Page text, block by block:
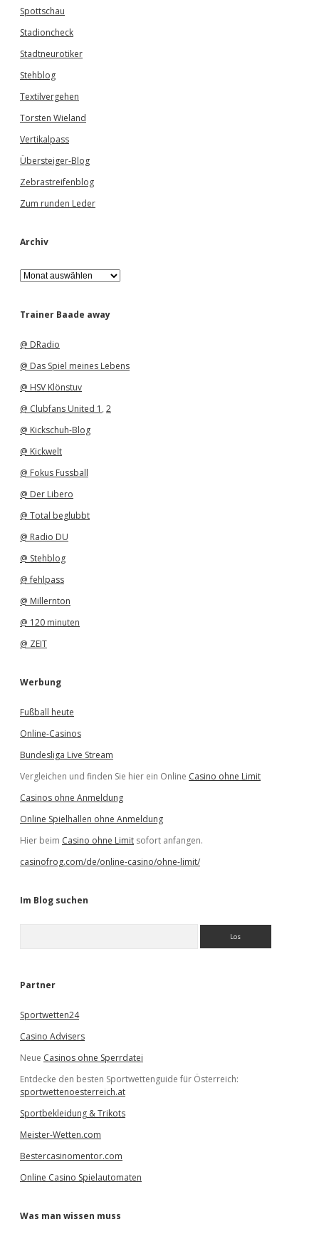
Spottschau
Stadioncheck
Stadtneurotiker
Stehblog
Textilvergehen
Torsten Wieland
Vertikalpass
Übersteiger-Blog
Zebrastreifenblog
Zum runden Leder
Archiv
A
r
h
Trainer Baade away
@ DRadio
@ Das Spiel meines Lebens
@ HSV Klönstuv
@ Clubfans United 1 , 2
@ Kickschuh-Blog
@ Kickwelt
@ Fokus Fussball
@ Der Libero
@ Total beglubbt
@ Radio DU
@ Stehblog
@ fehlpass
@ Millernton
@ 120 minuten
@ ZEIT
Werbung
Fußball heute
Online-Casinos
Bundesliga Live Stream
Vergleichen und finden Sie hier ein Online Casino ohne Limit
Casinos ohne Anmeldung
Online Spielhallen ohne Anmeldung
Hier beim Casino ohne Limit sofort anfangen.
casinofrog.com/de/online-casino/ohne-limit/
Im Blog suchen
e
Partner
Sportwetten24
Casino Advisers
Neue Casinos ohne Sperrdatei
Entdecke den besten Sportwettenguide für Österreich:
sportwettenoesterreich.at
Sportbekleidung & Trikots
Meister-Wetten.com
Bestercasinomentor.com
Online Casino Spielautomaten
Was man wissen muss